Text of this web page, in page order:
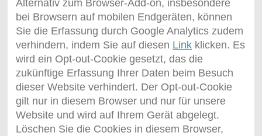
Alternativ zum Browser-Add-on, insbesondere
bei Browsern auf mobilen Endgeräten, können
Sie die Erfassung durch Google Analytics zudem
verhindern, indem Sie auf diesen Linkklicken. Es
wird ein Opt-out-Cookie gesetzt, das die
zukünftige Erfassung Ihrer Daten beim Besuch
dieser Website verhindert. Der Opt-out-Cookie
gilt nur in diesem Browser und nur für unsere
Website und wird auf Ihrem Gerät abgelegt.
Löschen Sie die Cookies in diesem Browser,